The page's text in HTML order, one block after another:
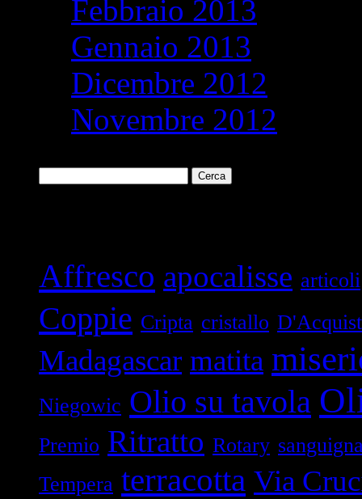
Febbraio 2013
Gennaio 2013
Dicembre 2012
Novembre 2012
per:
Affresco apocalisse articoli
Coppie Cripta cristallo
Madagascar matita
Niegowic Olio su tavola
Premio Ritratto Rotary
Tempera terracotta Via